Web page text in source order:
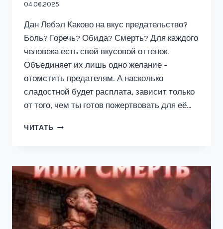
04.06.2025
Дан Лебэл Каково на вкус предательство?
Боль? Горечь? Обида? Смерть? Для каждого
человека есть свой вкусовой оттенок.
Объединяет их лишь одно желание –
отомстить предателям. А насколько
сладостной будет расплата, зависит только
от того, чем ты готов пожертвовать для её…
ЧИТАТЬ МРАЧНЫЙ